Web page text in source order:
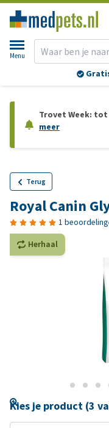
Menu
Trovet Week:
meer
Terug
Royal Canin
1
Herhaal
Kies je product (3